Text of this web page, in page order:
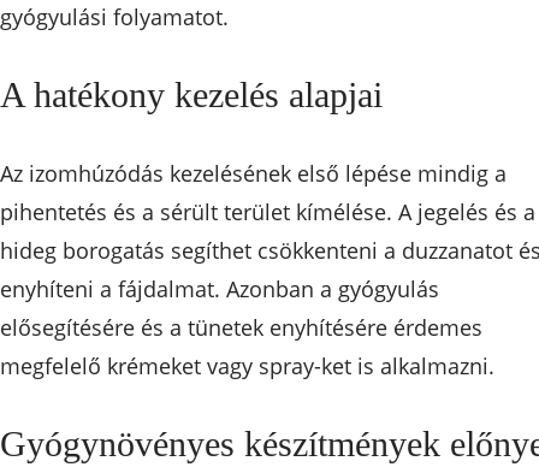
gyógyulási folyamatot.
A hatékony kezelés alapjai
Az izomhúzódás kezelésének első lépése mindig a
pihentetés és a sérült terület kímélése. A jegelés és a
hideg borogatás segíthet csökkenteni a duzzanatot
enyhíteni a fájdalmat. Azonban a gyógyulás
elősegítésére és a tünetek enyhítésére érdemes
megfelelő krémeket vagy spray-ket is alkalmazni.
Gyógynövényes készítmények